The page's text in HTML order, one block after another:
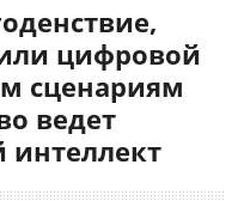
цифровой
сценариям
ведет
интеллект